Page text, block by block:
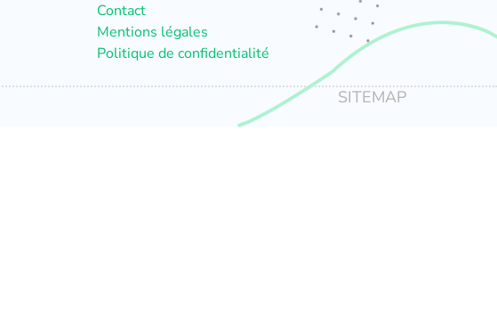
Contact
Mentions légales
Politique de confidentialité
SITEMAP